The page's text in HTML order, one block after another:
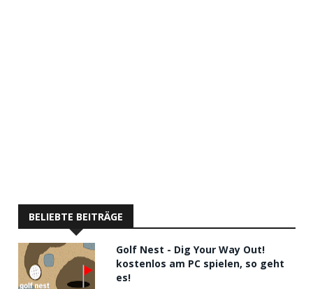
BELIEBTE BEITRÄGE
Golf Nest - Dig Your Way Out!
kostenlos am PC spielen, so geht
es!